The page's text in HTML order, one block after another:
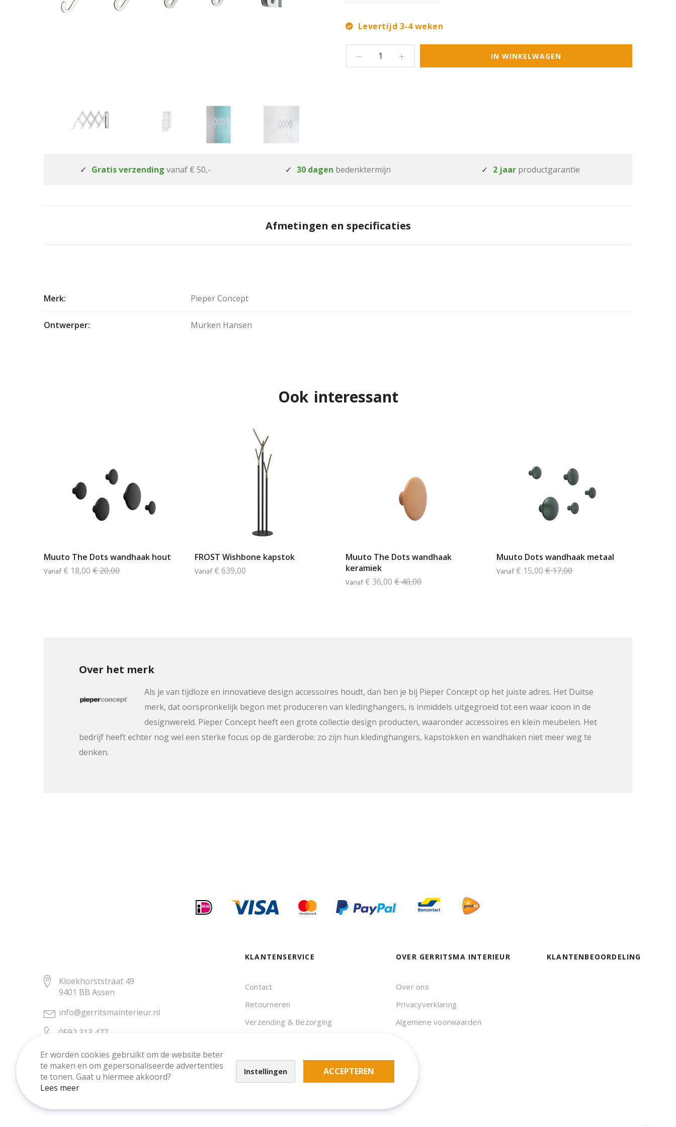
Er worden cookies gebruikt om de website beter
te maken en om gepersonaliseerde advertenties
te tonen. Gaat u hiermee akkoord?
Lees meer
Instellingen ACCEPTEREN
Levertijd 3-4 weken
IN WINKELWAGEN
Gratis verzending vanaf € 50,- 30 dagen bedenktermijn 2 jaar productgarantie
Afmetingen en specificaties
informatie
Merk Pieper Concept
Ontwerper Murken Hansen
Ook interessant
Muuto The Dots wandhaak hout
Vanaf € 18,00 € 20,00
FROST Wishbone kapstok
Vanaf € 639,00
Muuto The Dots wandhaak
keramiek
Vanaf € 36,00 € 40,00
Muuto Dots wandhaak metaal
Vanaf € 15,00 € 17,00
Over het merk
Als je van tijdloze en innovatieve design accessoires houdt, dan ben je bij Pieper Concept op het juiste adres. Het Duitse
merk, dat oorspronkelijk begon met produceren van kledinghangers, is inmiddels uitgegroeid tot een waar icoon in de
designwereld. Pieper Concept heeft een grote collectie design producten, waaronder accessoires en klein meubelen. Het
bedrijf heeft echter nog wel een sterke focus op de garderobe: zo zijn hun kledinghangers, kapstokken en wandhaken niet meer weg te
denken.
Kloekhorststraat 49
9401 BB Assen
info@gerritsmainterieur.nl
0592 313 477
KLANTENSERVICE
Contact
Retourneren
Verzending & Bezorging
OVER GERRITSMA INTERIEUR
Over ons
Privacyverklaring
Algemene voorwaarden
KLANTENBEOORDELING
Copyright © Gerritsma Interieur.